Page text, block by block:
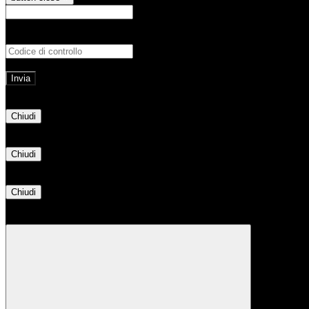
Chiudi
Chiudi
Chiudi